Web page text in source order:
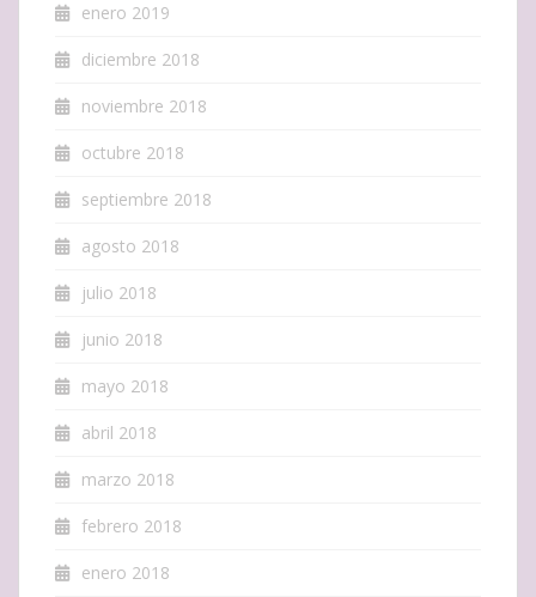
enero 2019
diciembre 2018
noviembre 2018
octubre 2018
septiembre 2018
agosto 2018
julio 2018
junio 2018
mayo 2018
abril 2018
marzo 2018
febrero 2018
enero 2018